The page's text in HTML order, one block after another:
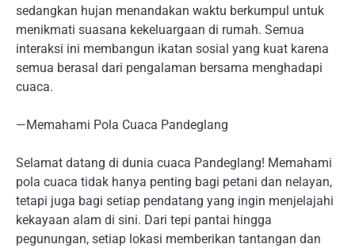
sedangkan hujan menandakan waktu berkumpul untuk
menikmati suasana kekeluargaan di rumah. Semua
interaksi ini membangun ikatan sosial yang kuat karena
semua berasal dari pengalaman bersama menghadapi
cuaca.
—Memahami Pola Cuaca Pandeglang
Selamat datang di dunia cuaca Pandeglang! Memahami
pola cuaca tidak hanya penting bagi petani dan nelayan,
tetapi juga bagi setiap pendatang yang ingin menjelajahi
kekayaan alam di sini. Dari tepi pantai hingga
pegunungan, setiap lokasi memberikan tantangan dan